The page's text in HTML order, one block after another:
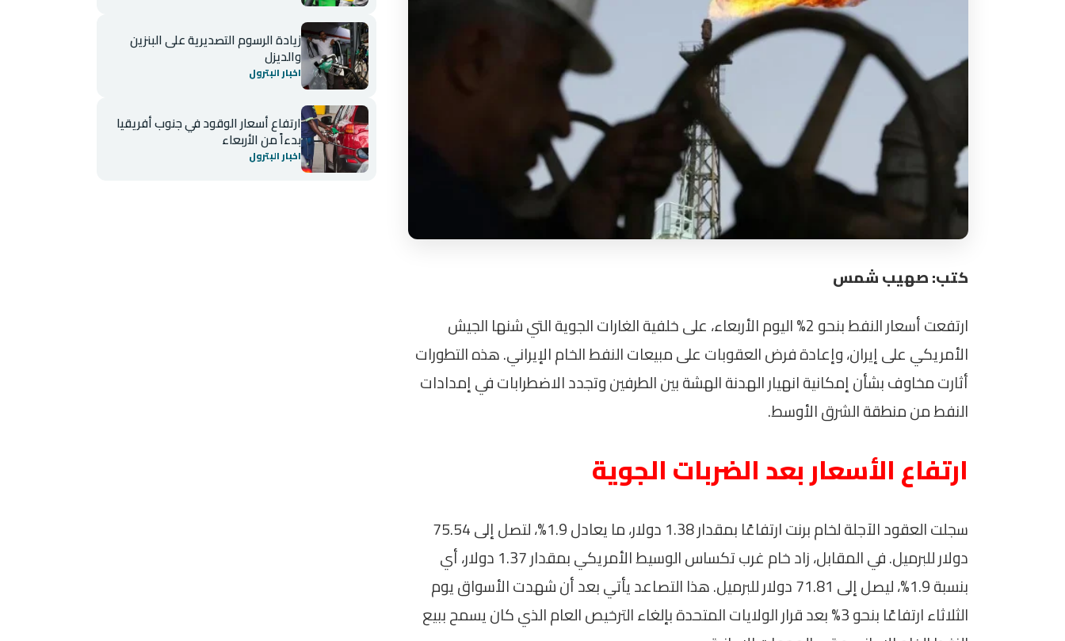
كتب: صهيب شمس
ارتفعت أسعار النفط بنحو 2% اليوم الأربعاء، على خلفية الغارات الجوية التي شنها الجيش
الأمريكي على إيران، وإعادة فرض العقوبات على مبيعات النفط الخام الإيراني. هذه التطورات
أثارت مخاوف بشأن إمكانية انهيار الهدنة الهشة بين الطرفين وتجدد الاضطرابات في إمدادات
النفط من منطقة الشرق الأوسط.
ارتفاع الأسعار بعد الضربات الجوية
سجلت العقود الآجلة لخام برنت ارتفاعًا بمقدار 1.38 دولار، ما يعادل 1.9%، لتصل إلى 75.54
دولار للبرميل. في المقابل، زاد خام غرب تكساس الوسيط الأمريكي بمقدار 1.37 دولار، أي
بنسبة 1.9%، ليصل إلى 71.81 دولار للبرميل. هذا التصاعد يأتي بعد أن شهدت الأسواق يوم
الثلاثاء ارتفاعًا بنحو 3% بعد قرار الولايات المتحدة بإلغاء الترخيص العام الذي كان يسمح ببيع
زيادة الرسوم التصديرية على البنزين
والديزل
اخبار البترول
ارتفاع أسعار الوقود في جنوب أفريقيا
بدءاً من الأربعاء
اخبار البترول